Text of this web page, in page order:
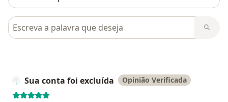
Pesquisar em opiniões
Sua conta foi excluída Opinião Verificada